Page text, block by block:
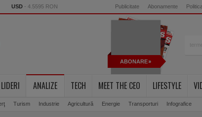
USD - 4.5595 RON Publicitate Abonamente
ABONARE
LIDERI ANALIZE
Turism Industrie Agricultură Energie Transporturi Infografice
TECH MEET THE CEO LIFESTYLE